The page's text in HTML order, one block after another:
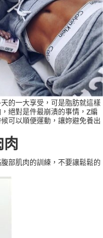
的一大享受，可是脂肪就這樣
絕對是件最崩潰的事情，Z編
可以順便運動，讓妳避免養出
肉
部肌肉的訓練，不要讓鬆鬆的